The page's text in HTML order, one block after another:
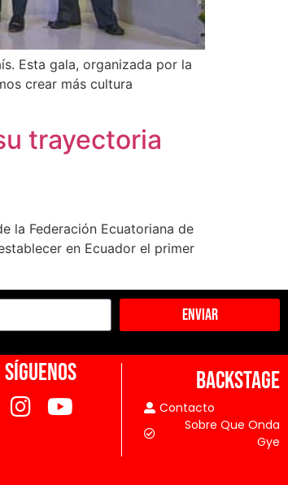
Esta gala, organizada por la
crear más cultura
trayectoria
la Federación Ecuatoriana de
en Ecuador el primer
Enviar
SÍGUENOS BACKSTAGE
Contacto
Sobre Que Onda
Gye